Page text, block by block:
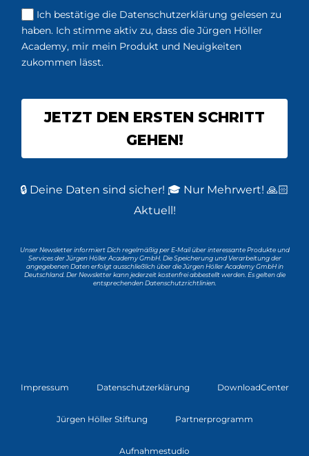
Ich bestätige die Datenschutzerklärung gelesen zu
haben. Ich stimme aktiv zu, dass die Jürgen Höller
Academy, mir mein Produkt und Neuigkeiten
zukommen lässt.
JETZT DEN ERSTEN SCHRITT
GEHEN!
🔒 Deine Daten sind sicher! 🎓 Nur Mehrwert! 🙏🏻
Aktuell!
Unser Newsletter informiert Dich regelmäßig per E-Mail über interessante Produkte und
Services der Jürgen Höller Academy GmbH. Die Speicherung und Verarbeitung der
angegebenen Daten erfolgt ausschließlich über die Jürgen Höller Academy GmbH in
Deutschland. Der Newsletter kann jederzeit kostenfrei abbestellt werden. Es gelten die
entsprechenden Datenschutzrichtlinien.
Impressum Datenschutzerklärung DownloadCenter
Jürgen Höller Stiftung Partnerprogramm
Aufnahmestudio